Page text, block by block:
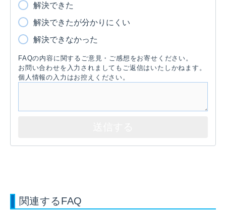
解決できた
解決できたが分かりにくい
解決できなかった
FAQの内容に関するご意見・ご感想をお寄せください。
お問い合わせを入力されましてもご返信はいたしかねます。
個人情報の入力はお控えください。
関連するFAQ